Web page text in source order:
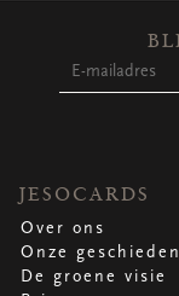
JESOCARDS
Over ons
Onze
De groene visie